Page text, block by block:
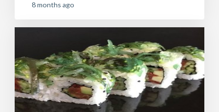
8 months ago